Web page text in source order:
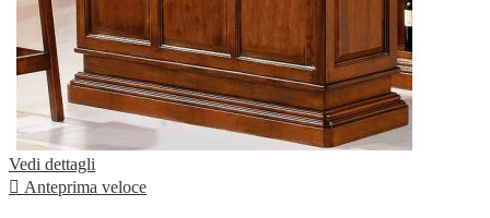
Vedi dettagli
 Anteprima veloce